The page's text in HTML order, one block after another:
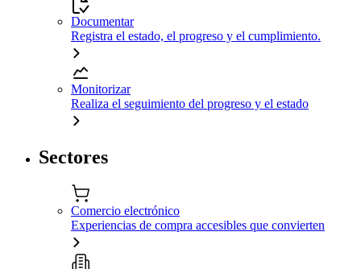
Documentar
Registra el estado, el progreso y el cumplimiento.
Monitorizar
Realiza el seguimiento del progreso y el estado
Sectores
Comercio electrónico
Experiencias de compra accesibles que convierten